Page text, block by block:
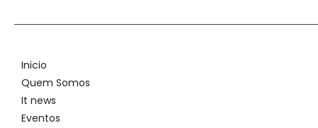
Inicio
Quem Somos
It news
Eventos